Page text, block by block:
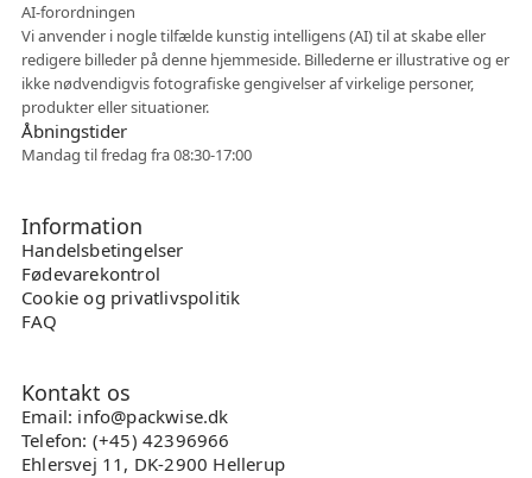
AI-forordningen
Vi anvender i nogle tilfælde kunstig intelligens (AI) til at skabe eller
redigere billeder på denne hjemmeside. Billederne er illustrative og er
ikke nødvendigvis fotografiske gengivelser af virkelige personer,
produkter eller situationer.
Åbningstider
Mandag til fredag fra 08:30-17:00
Information
Handelsbetingelser
Fødevarekontrol
Cookie og privatlivspolitik
FAQ
Kontakt os
Email: info@packwise.dk
Telefon: (+45) 42396966
Ehlersvej 11, DK-2900 Hellerup